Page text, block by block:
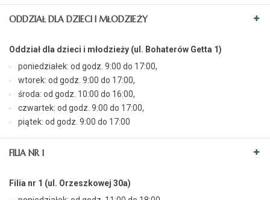
ODDZIAŁ DLA DZIECI I MŁODZIEŻY
Oddział dla dzieci i młodzieży (ul. Bohaterów Getta 1)
poniedziałek: od godz. 9:00 do 17:00,
wtorek: od godz. 9:00 do 17:00,
środa: od godz. 10:00 do 16:00,
czwartek: od godz. 9:00 do 17:00,
piątek: od godz. 9:00 do 17:00
FILIA NR 1
Filia nr 1 (ul. Orzeszkowej 30a)